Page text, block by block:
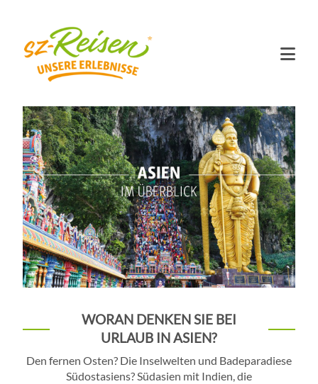
WORAN DENKEN SIE BEI
URLAUB IN ASIEN?
Den fernen Osten? Die Inselwelten und Badeparadiese
Südostasiens? Südasien mit Indien, die